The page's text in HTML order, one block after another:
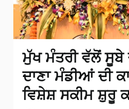
ਮੁੱਖ ਮੰਤਰੀ ਵੱਲੋਂ
ਦਾਣਾ ਮੰਡੀਆਂ
ਵਿਸ਼ੇਸ਼ ਸਕੀਮ ਸ਼ੁਰੂ